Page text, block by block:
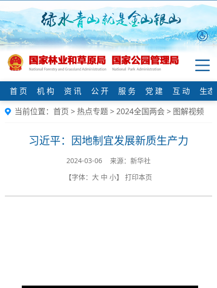
首 页 机 构 资 讯 公 开 服 务 党 建 互 动
生
当前位置： 首页 > 热点专题>2024全国两会 > 图解视频
习近平：因地制宜发展新质生产力
2024-03-06 来源：新华社
【字体： 大 中 小】 打印本页